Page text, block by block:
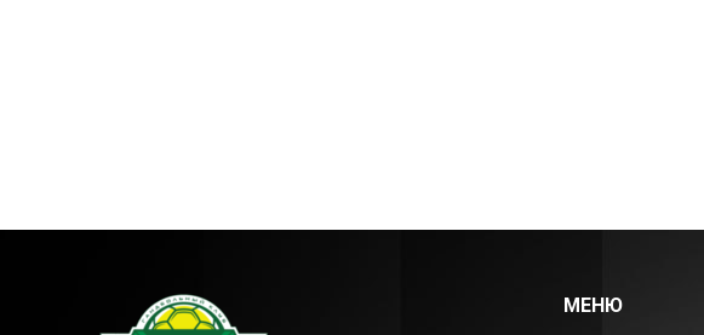
МЕНЮ